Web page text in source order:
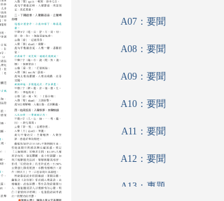
A07：要聞
A08：要聞
A09：要聞
A10：要聞
A11：要聞
A12：要聞
A13：專題